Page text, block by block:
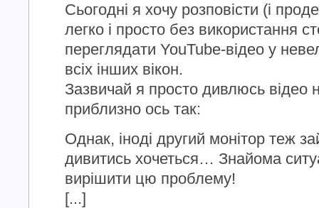
Сьогодні я хочу розповісти (і
легко і просто без використання
переглядати YouTube-відео у
всіх інших вікон.
Зазвичай я просто дивлюсь відео
приблизно ось так:
Однак, іноді другий монітор теж
дивитись хочеться… Знайома
вирішити цю проблему!
[...]